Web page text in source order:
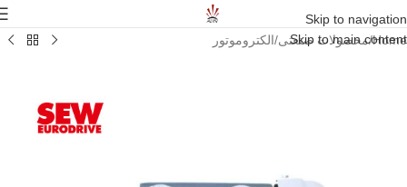
Skip to navigation
Skip to main content
Home
/محصولات صنعتی/الکتروموتور